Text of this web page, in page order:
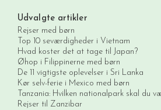
Udvalgte artikler
Rejser med børn
Top 10 seværdigheder i Vietnam
Hvad koster det at tage til Japan?
Øhop i Filippinerne med børn
De 11 vigtigste oplevelser i Sri Lanka
Kør selv-ferie i Mexico med børn
Tanzania: Hvilken nationalpark skal du
Rejser til Zanzibar